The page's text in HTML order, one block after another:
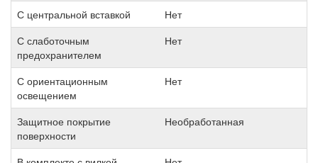
С центральной вставкой
Нет
С слаботочным
предохранителем
Нет
С ориентационным
освещением
Нет
Защитное покрытие
поверхности
Необработанная